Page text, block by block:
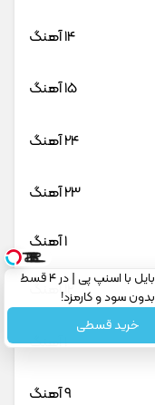
14 آهنگ
15 آهنگ
24 آهنگ
23 آهنگ
1 آهنگ
12 آهنگ
1 آهنگ
9 آهنگ
خرید موبایل با اسنپ پی | در ۴ قسط
بدون سود و کارمزد!
خرید قسطی